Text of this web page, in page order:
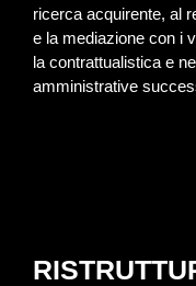
ricerca acquirente, al
e la mediazione con i
la contrattualistica e
amministrative